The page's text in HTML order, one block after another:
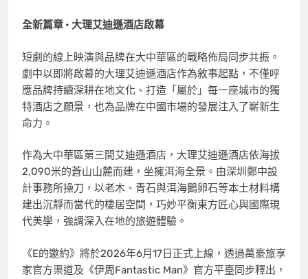
全新篇章 • 大理艾迪遜酒店啟幕
短劇的線上映演與品牌在大中華區的戰略佈局同步共振。
劇中以即將啟幕的大理艾迪遜酒店作為敘事起點，不僅呼
應品牌持續深耕在地文化、打造「屬於」每一座城市的獨
特酒店之願景，也為品牌在中國市場的發展注入了嶄新生
命力。
作為大中華區第三間艾迪遜酒店，大理艾迪遜酒店依海拔
2,090米的蒼山山麓而建，坐擁洱海全景。由深圳鄭中設
計事務所操刀，以老木、青石與洱海鵝卵石等本土材料構
建出沉靜而當代的棲居空間，巧妙平衡東方匠心與國際現
代美學，強調深入在地的旅遊體驗。
《E的邀約》將於2026年6月17日正式上線，透過萬豪旅享
家官方渠道及《伊周Fantastic Man》官方平臺同步釋出，